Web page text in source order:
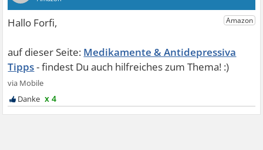
Medikamente & Antidepressiva
Tipps
x 4